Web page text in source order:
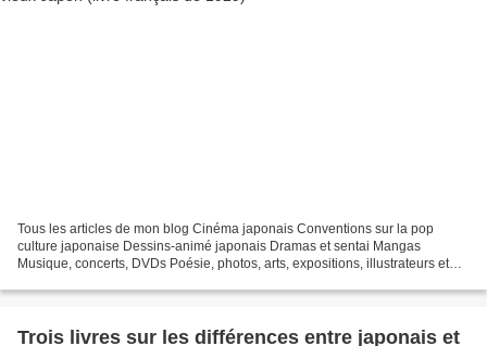
Tous les articles de mon blog Cinéma japonais Conventions sur la pop
culture japonaise Dessins-animé japonais Dramas et sentai Mangas
Musique, concerts, DVDs Poésie, photos, arts, expositions, illustrateurs et
Trois livres sur les différences entre japonais et